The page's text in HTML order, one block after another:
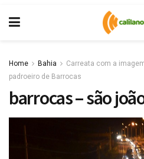
Home Bahia
Carreata com a
padroeiro de Barrocas
barrocas – são